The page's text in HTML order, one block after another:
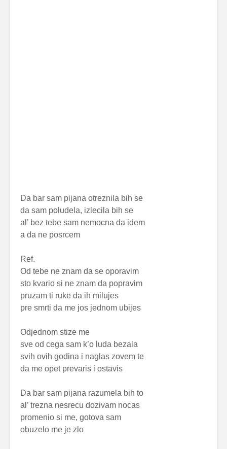
Da bar sam pijana otreznila bih se
da sam poludela, izlecila bih se
al’ bez tebe sam nemocna da idem
a da ne posrcem
Ref.
Od tebe ne znam da se oporavim
sto kvario si ne znam da popravim
pruzam ti ruke da ih milujes
pre smrti da me jos jednom ubijes
Odjednom stize me
sve od cega sam k’o luda bezala
svih ovih godina i naglas zovem te
da me opet prevaris i ostavis
Da bar sam pijana razumela bih to
al’ trezna nesrecu dozivam nocas
promenio si me, gotova sam
obuzelo me je zlo